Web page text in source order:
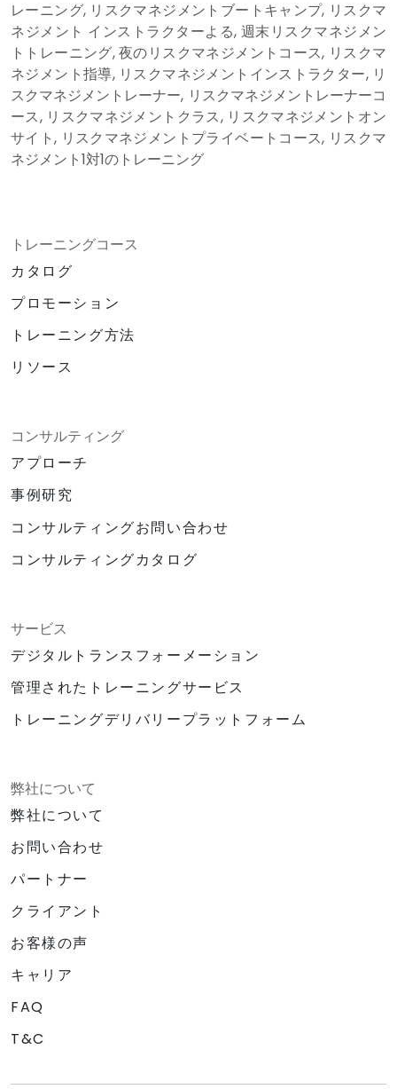
レーニング, リスクマネジメントブートキャンプ, リスクマ
ネジメント インストラクターよる, 週末リスクマネジメン
トトレーニング, 夜のリスクマネジメントコース, リスクマ
ネジメント指導, リスクマネジメントインストラクター, リ
スクマネジメントレーナー, リスクマネジメントレーナーコ
ース, リスクマネジメントクラス, リスクマネジメントオン
サイト, リスクマネジメントプライベートコース, リスクマ
ネジメント1対1のトレーニング
トレーニングコース
カタログ
プロモーション
トレーニング方法
リソース
コンサルティング
アプローチ
事例研究
コンサルティングお問い合わせ
コンサルティングカタログ
サービス
デジタルトランスフォーメーション
管理されたトレーニングサービス
トレーニングデリバリープラットフォーム
弊社について
弊社について
お問い合わせ
パートナー
クライアント
お客様の声
キャリア
FAQ
T&C